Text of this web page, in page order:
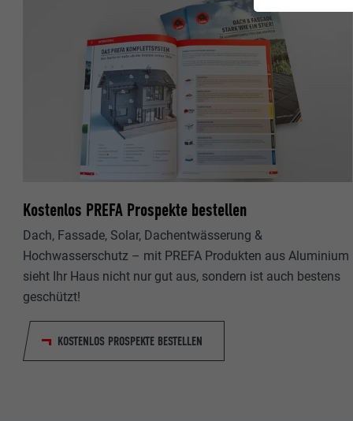
Kostenlos PREFA Prospekte bestellen
Dach, Fassade, Solar, Dachentwässerung &
Hochwasserschutz – mit PREFA Produkten aus Aluminium
sieht Ihr Haus nicht nur gut aus, sondern ist auch bestens
geschützt!
KOSTENLOS PROSPEKTE BESTELLEN